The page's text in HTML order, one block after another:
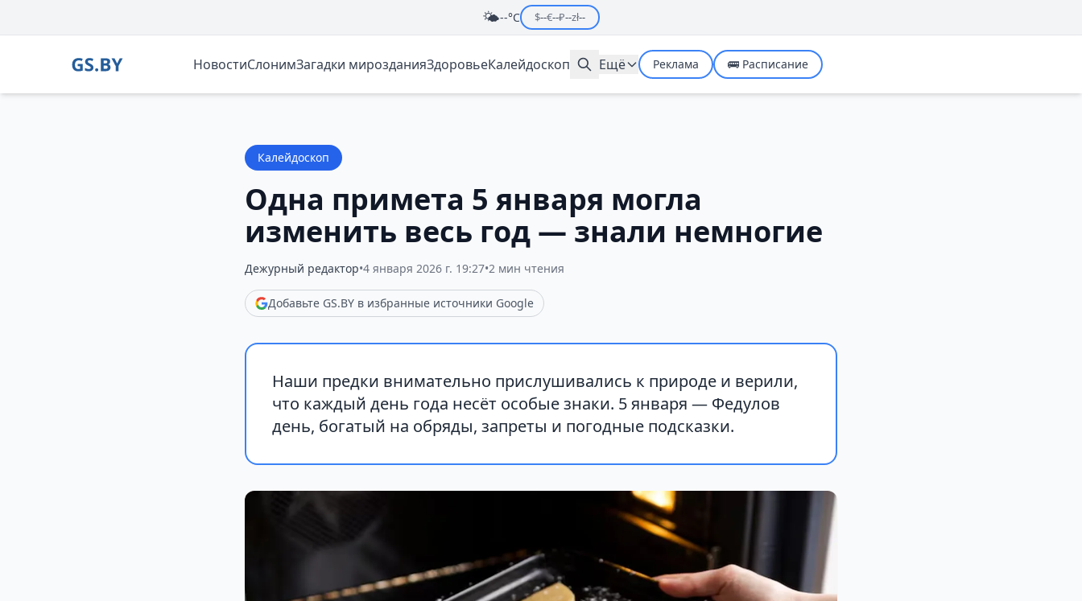
🌤️--°C $--€--₽--zł--
НовостиСлонимЗагадки мирозданияЗдоровьеКалейдоскоп Ещё Реклама 🚌 Расписание
Калейдоскоп
Одна примета 5 января могла
изменить весь год — знали немногие
Дежурный редактор•4 января 2026 г. 19:27•2 мин чтения
Добавьте GS.BY в избранные источники Google
Наши предки внимательно прислушивались к природе и верили,
что каждый день года несёт особые знаки. 5 января — Федулов
день, богатый на обряды, запреты и погодные подсказки.